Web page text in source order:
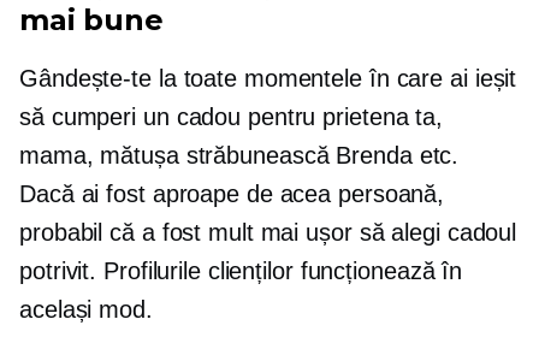
mai bune
Gândește-te la toate momentele în care ai ieșit
să cumperi un cadou pentru prietena ta,
mama, mătușa străbunească Brenda etc.
Dacă ai fost aproape de acea persoană,
probabil că a fost mult mai ușor să alegi cadoul
potrivit. Profilurile clienților funcționează în
același mod.